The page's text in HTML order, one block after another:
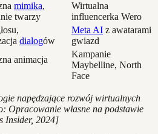
mimika,
twarzy
Wirtualna
influencerka Wero
dialogów
Meta AI z awatarami
gwiazd
animacja
Kampanie
Maybelline, North
Face
napędzające rozwój wirtualnych
Opracowanie własne na podstawie
Insider, 2024]